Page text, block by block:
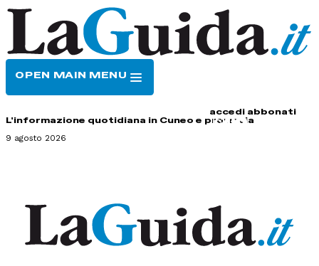
OPEN MAIN MENU
accedi abbonati
L'informazione quotidiana in Cuneo e provincia
9 agosto 2026